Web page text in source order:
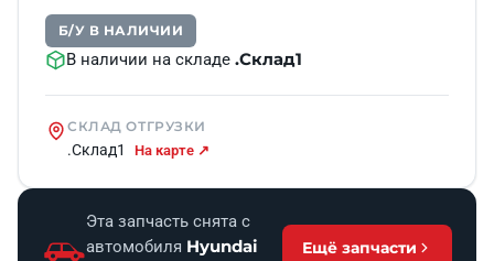
Б/У В НАЛИЧИИ
В наличии на складе .Склад1
СКЛАД ОТГРУЗКИ
.Склад1 На карте ↗
Эта запчасть снята с
автомобиля Hyundai
Ещё запчасти